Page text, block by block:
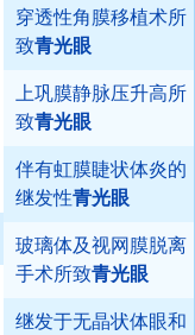
穿透性角膜移植术所
致青光眼
上巩膜静脉压升高所
致青光眼
伴有虹膜睫状体炎的
继发性青光眼
玻璃体及视网膜脱离
手术所致青光眼
继发于无晶状体眼和